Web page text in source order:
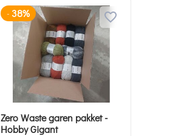
- 38%
Zero Waste garen pakket -
Hobby Gigant